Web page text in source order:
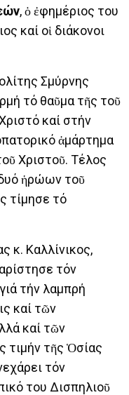
, ὁ ἐφημέριος του
καί οἱ διάκονοι
Σμύρνης
τό θαῦμα τῆς τοῦ
καί στήν
ἁμάρτημα
Χριστοῦ. Τέλος
ἡρώων τοῦ
τίμησε τό
κ. Καλλίνικος,
τόν
τήν λαμπρή
καί τῶν
καί τῶν
τιμήν τῆς Ὁσίας
τόν
του Δισπηλιοῦ